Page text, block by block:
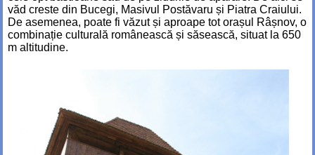
văd creste din Bucegi, Masivul Postăvaru și Piatra Craiului.
De asemenea, poate fi văzut și aproape tot orașul Râșnov, o
combinație culturală românească și săsească, situat la 650
m altitudine.